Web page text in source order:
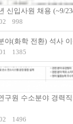
신입사원 채용 (~9/
998
야(화학 전환) 석사
1385
구원 수소분야 경력
1496